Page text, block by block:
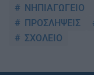
ΝΗΠΙΑΓΩΓΕΙΟ
ΠΡΟΣΛΗΨΕΙΣ
ΣΧΟΛΕΙΟ